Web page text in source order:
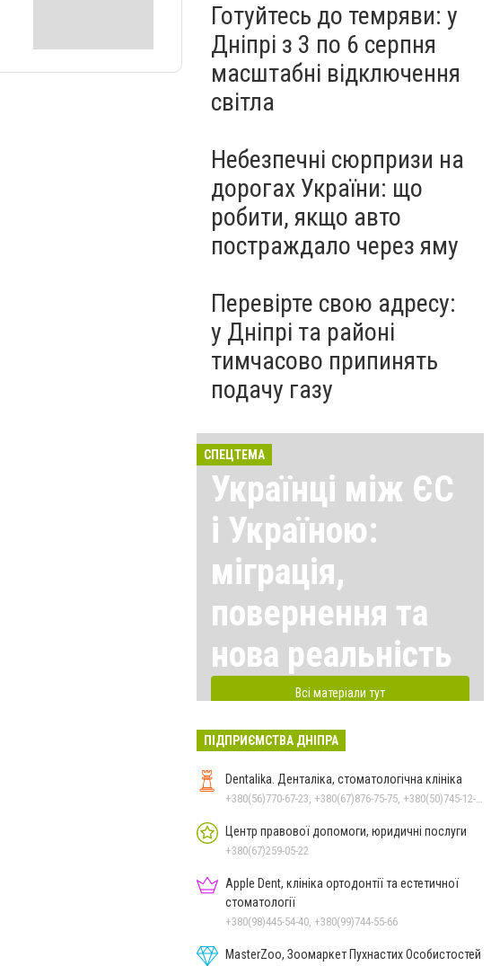
Готуйтесь до темряви: у
Дніпрі з 3 по 6 серпня
масштабні відключення
світла
Небезпечні сюрпризи на
дорогах України: що
робити, якщо авто
постраждало через яму
Перевірте свою адресу:
у Дніпрі та районі
тимчасово припинять
подачу газу
СПЕЦТЕМА
Українці між ЄС
і Україною:
міграція,
повернення та
нова реальність
Всі матеріали тут
ПІДПРИЄМСТВА ДНІПРА
Dentalika. Денталіка, стоматологічна клініка
Центр правової допомоги, юридичні послуги
+380(67)259-05-22
Apple Dent, клініка ортодонтії та естетичної
стоматології
+380(98)445-54-40, +380(99)744-55-66
MasterZoo, Зоомаркет Пухнастих Особистостей